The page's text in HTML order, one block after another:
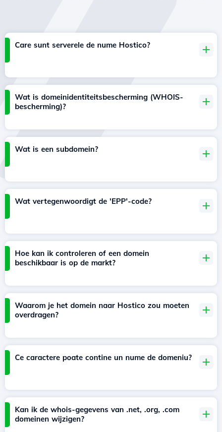
Care sunt serverele de nume Hostico?
Wat is domeinidentiteitsbescherming (WHOIS-
bescherming)?
Wat is een subdomein?
Wat vertegenwoordigt de 'EPP'-code?
Hoe kan ik controleren of een domein
beschikbaar is op de markt?
Waarom je het domein naar Hostico zou moeten
overdragen?
Ce caractere poate contine un nume de domeniu?
Kan ik de whois-gegevens van .net, .org, .com
domeinen wijzigen?